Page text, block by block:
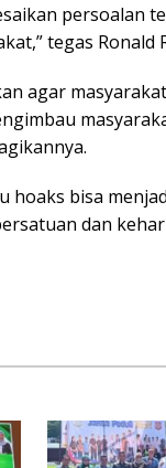
persoalan
tegas Ronald
agar
hoaks bisa
dan